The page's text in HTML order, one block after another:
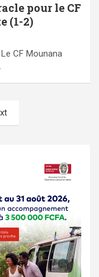
pour le CF
(1-2)
CF Mounana